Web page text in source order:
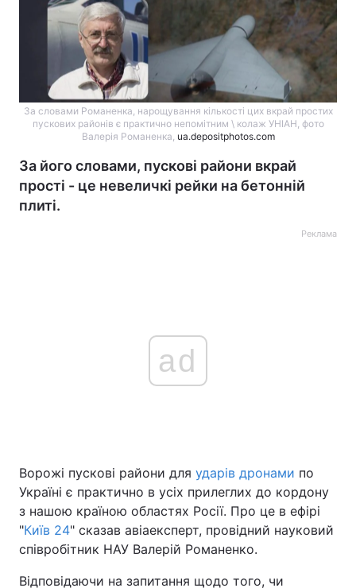
Україна Політика
Економіка Світ
Спорт Наука
Техно і зв'язок Лайт
За словами Романенка, нарощування кількості цих вкрай простих
пускових районів є практично непомітним \ колаж УНІАН, фото
Валерія Романенка, ua.depositphotos.com
За його словами, пускові райони вкрай
прості - це невеличкі рейки на бетонній
плиті.
Реклама
ad
Ворожі пускові райони для ударів дронами по
Україні є практично в усіх прилеглих до кордону
з нашою країною областях Росії. Про це в ефірі
"Київ 24" сказав авіаексперт, провідний науковий
співробітник НАУ Валерій Романенко.
Відповідаючи на запитання щодо того, чи